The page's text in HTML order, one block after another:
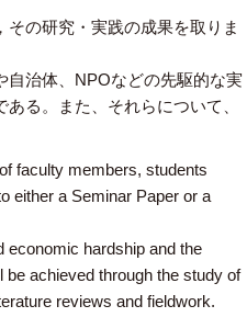
の研究・実践の成果を取りま
治体、NPOなどの先駆的な実
る。また、それらについて、
faculty members, students
either a Seminar Paper or a
economic hardship and the
achieved through the study of
reviews and fieldwork.